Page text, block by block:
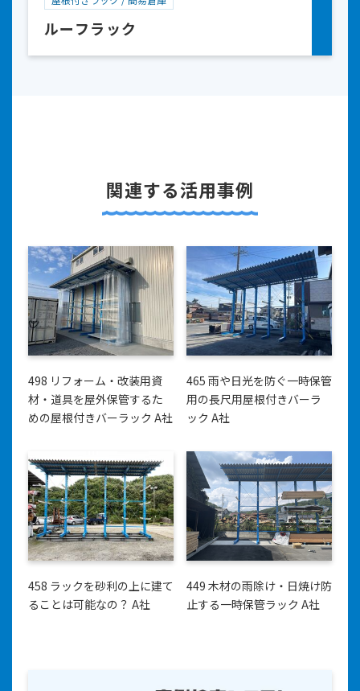
ルーフラック
関連する活用事例
498 リフォーム・改装用資
材・道具を屋外保管するた
めの屋根付きバーラック A社
465 雨や日光を防ぐ一時保管
用の長尺用屋根付きバーラ
ック A社
458 ラックを砂利の上に建て
ることは可能なの？ A社
449 木材の雨除け・日焼け防
止する一時保管ラック A社